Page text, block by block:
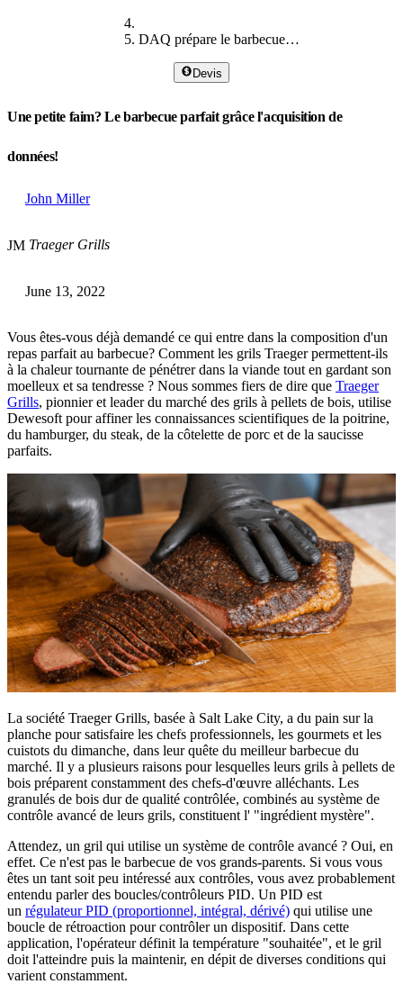
DAQ prépare le barbecue parfait
Devis
Une petite faim? Le barbecue parfait grâce l'acquisition de
données!
JM
John Miller
Traeger Grills
June 13, 2022
Vous êtes-vous déjà demandé ce qui entre dans la composition d'un
repas parfait au barbecue? Comment les grils Traeger permettent-ils
à la chaleur tournante de pénétrer dans la viande tout en gardant son
moelleux et sa tendresse ? Nous sommes fiers de dire que Traeger
Grills, pionnier et leader du marché des grils à pellets de bois, utilise
Dewesoft pour affiner les connaissances scientifiques de la poitrine,
du hamburger, du steak, de la côtelette de porc et de la saucisse
parfaits.
La société Traeger Grills, basée à Salt Lake City, a du pain sur la
planche pour satisfaire les chefs professionnels, les gourmets et les
cuistots du dimanche, dans leur quête du meilleur barbecue du
marché. Il y a plusieurs raisons pour lesquelles leurs grils à pellets de
bois préparent constamment des chefs-d'œuvre alléchants. Les
granulés de bois dur de qualité contrôlée, combinés au système de
contrôle avancé de leurs grils, constituent l' "ingrédient mystère".
Attendez, un gril qui utilise un système de contrôle avancé ? Oui, en
effet. Ce n'est pas le barbecue de vos grands-parents. Si vous vous
êtes un tant soit peu intéressé aux contrôles, vous avez probablement
entendu parler des boucles/contrôleurs PID. Un PID est
un régulateur PID (proportionnel, intégral, dérivé) qui utilise une
boucle de rétroaction pour contrôler un dispositif. Dans cette
application, l'opérateur définit la température "souhaitée", et le gril
doit l'atteindre puis la maintenir, en dépit de diverses conditions qui
varient constamment.